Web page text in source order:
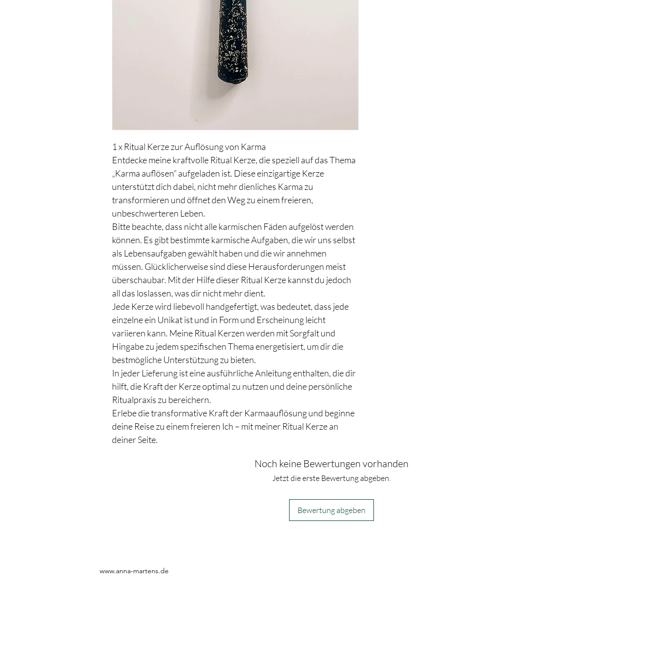
1 x Ritual Kerze zur Auflösung von Karma
Entdecke meine kraftvolle Ritual Kerze, die speziell auf das Thema
„Karma auflösen“ aufgeladen ist. Diese einzigartige Kerze
unterstützt dich dabei, nicht mehr dienliches Karma zu
transformieren und öffnet den Weg zu einem freieren,
unbeschwerteren Leben.
Bitte beachte, dass nicht alle karmischen Fäden aufgelöst werden
können. Es gibt bestimmte karmische Aufgaben, die wir uns selbst
als Lebensaufgaben gewählt haben und die wir annehmen
müssen. Glücklicherweise sind diese Herausforderungen meist
überschaubar. Mit der Hilfe dieser Ritual Kerze kannst du jedoch
all das loslassen, was dir nicht mehr dient.
Jede Kerze wird liebevoll handgefertigt, was bedeutet, dass jede
einzelne ein Unikat ist und in Form und Erscheinung leicht
variieren kann. Meine Ritual Kerzen werden mit Sorgfalt und
Hingabe zu jedem spezifischen Thema energetisiert, um dir die
bestmögliche Unterstützung zu bieten.
In jeder Lieferung ist eine ausführliche Anleitung enthalten, die dir
hilft, die Kraft der Kerze optimal zu nutzen und deine persönliche
Ritualpraxis zu bereichern.
Erlebe die transformative Kraft der Karmaauflösung und beginne
deine Reise zu einem freieren Ich – mit meiner Ritual Kerze an
deiner Seite.
Noch keine Bewertungen vorhanden
Jetzt die erste Bewertung abgeben.
Bewertung abgeben
www.anna-martens.de